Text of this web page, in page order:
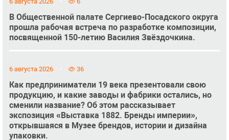
В Общественной палате Сергиево-Посадского округа
прошла рабочая встреча по разработке композиции,
посвященной 150-летию Василия Звёздочкина.
6 августа 2026 36
Как предприниматели 19 века презентовали свою
продукцию, и какие заводы и фабрики остались, но
сменили название? Об этом рассказывает
экспозиция «Выставка 1882. Бренды империи»,
открывшаяся в Музее брендов, истории и дизайна
упаковки.